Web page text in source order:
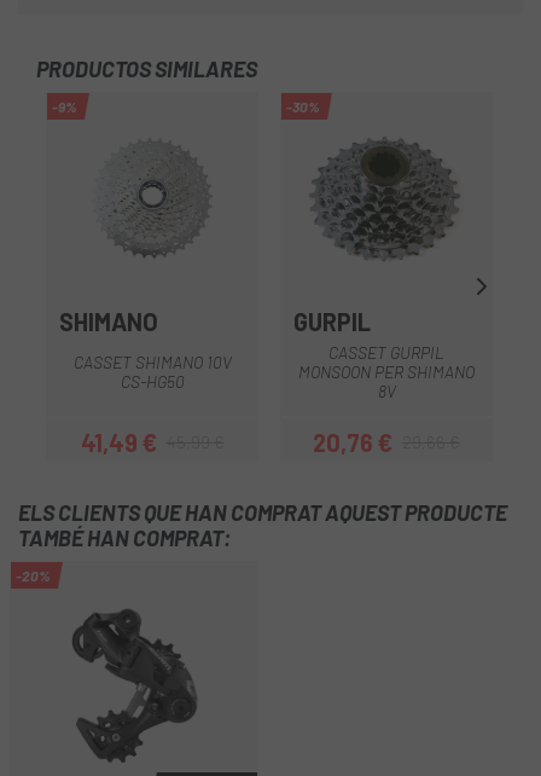
PRODUCTOS SIMILARES
-9%
SHIMANO
CASSET SHIMANO 10V
CS-HG50
Preu
41,49 €Preu regular
-30%
GURPIL
CASSET GURPIL
MONSOON PER SHIMANO
8V
Preu
20,76 €Preu regular
ELS CLIENTS QUE HAN COMPRAT AQUEST PRODUCTE
TAMBÉ HAN COMPRAT:
-20%